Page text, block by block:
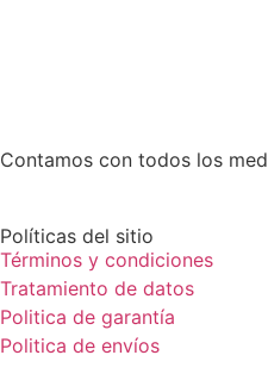
Contamos con todos los
Políticas del sitio
Términos y condiciones
Tratamiento de datos
Politica de garantía
Politica de envíos